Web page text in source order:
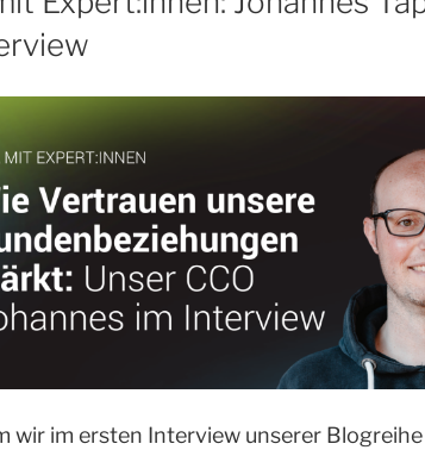
wir im ersten Interview unserer